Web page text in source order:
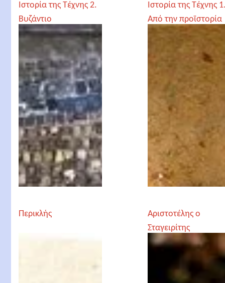
Ιστορία της Τέχνης 2.
Βυζάντιο
Ιστορία της Τέχνης
Από την προϊστορία
ως την αρχαιότητα
Περικλής
Αριστοτέλης ο
Σταγειρίτης